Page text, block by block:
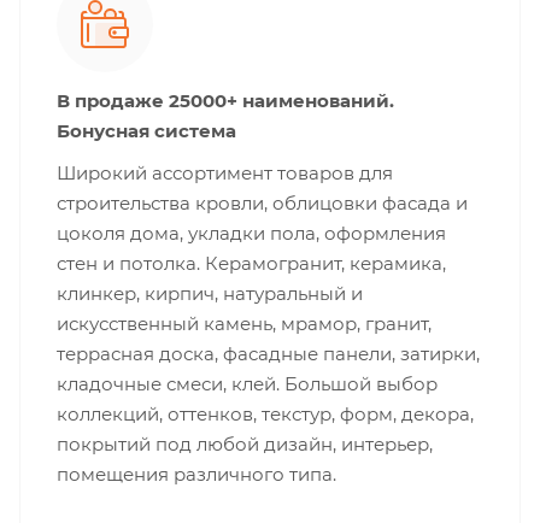
В продаже 25000+ наименований.
Бонусная система
Широкий ассортимент товаров для
строительства кровли, облицовки фасада и
цоколя дома, укладки пола, оформления
стен и потолка. Керамогранит, керамика,
клинкер, кирпич, натуральный и
искусственный камень, мрамор, гранит,
террасная доска, фасадные панели, затирки,
кладочные смеси, клей. Большой выбор
коллекций, оттенков, текстур, форм, декора,
покрытий под любой дизайн, интерьер,
помещения различного типа.